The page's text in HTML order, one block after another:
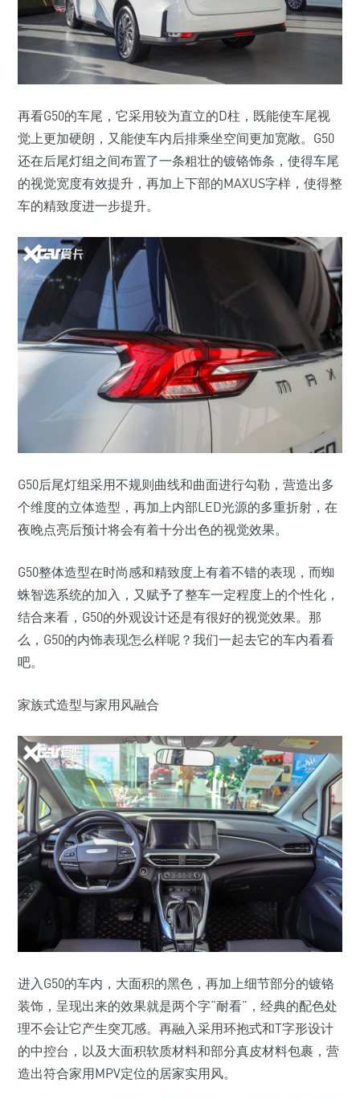
再看G50的车尾，它采用较为直立的D柱，既能使车尾视
觉上更加硬朗，又能使车内后排乘坐空间更加宽敞。G50
还在后尾灯组之间布置了一条粗壮的镀铬饰条，使得车尾
的视觉宽度有效提升，再加上下部的MAXUS字样，使得整
车的精致度进一步提升。
G50后尾灯组采用不规则曲线和曲面进行勾勒，营造出多
个维度的立体造型，再加上内部LED光源的多重折射，在
夜晚点亮后预计将会有着十分出色的视觉效果。
G50整体造型在时尚感和精致度上有着不错的表现，而蜘
蛛智选系统的加入，又赋予了整车一定程度上的个性化，
结合来看，G50的外观设计还是有很好的视觉效果。那
么，G50的内饰表现怎么样呢？我们一起去它的车内看看
吧。
家族式造型与家用风融合
进入G50的车内，大面积的黑色，再加上细节部分的镀铬
装饰，呈现出来的效果就是两个字“耐看”，经典的配色处
理不会让它产生突兀感。再融入采用环抱式和T字形设计
的中控台，以及大面积软质材料和部分真皮材料包裹，营
造出符合家用MPV定位的居家实用风。